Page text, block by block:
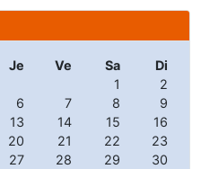
Je Ve Sa
Di
1
2
6 7 8
9
13 14 15
16
20 21 22
23
27 28 29
30